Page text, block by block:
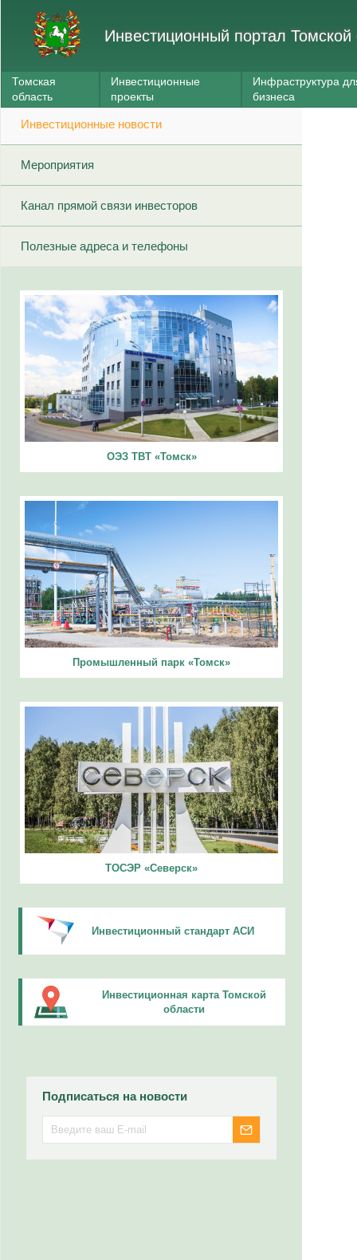
Инвестиционный портал Томской
Томская
область
Инвестиционные
проекты
Инфраструктура
бизнеса
Инвестиционные новости
Мероприятия
Канал прямой связи инвесторов
Полезные адреса и телефоны
ОЭЗ ТВТ «Томск»
Промышленный парк «Томск»
ТОСЭР «Северск»
Инвестиционный стандарт АСИ
Инвестиционная карта Томской
области
Подписаться на новости